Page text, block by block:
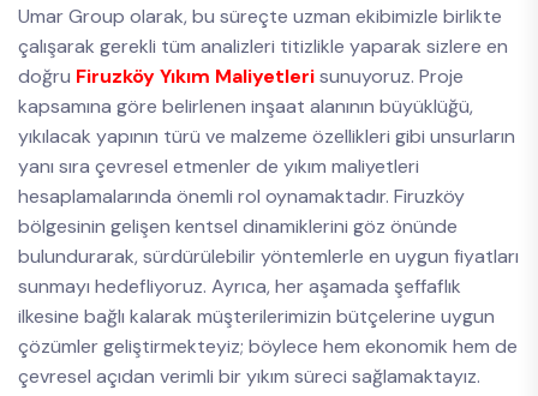
Umar Group olarak, bu süreçte uzman ekibimizle birlikte
çalışarak gerekli tüm analizleri titizlikle yaparak sizlere en
doğru Firuzköy Yıkım Maliyetlerisunuyoruz. Proje
kapsamına göre belirlenen inşaat alanının büyüklüğü,
yıkılacak yapının türü ve malzeme özellikleri gibi unsurların
yanı sıra çevresel etmenler de yıkım maliyetleri
hesaplamalarında önemli rol oynamaktadır. Firuzköy
bölgesinin gelişen kentsel dinamiklerini göz önünde
bulundurarak, sürdürülebilir yöntemlerle en uygun fiyatları
sunmayı hedefliyoruz. Ayrıca, her aşamada şeffaflık
ilkesine bağlı kalarak müşterilerimizin bütçelerine uygun
çözümler geliştirmekteyiz; böylece hem ekonomik hem de
çevresel açıdan verimli bir yıkım süreci sağlamaktayız.